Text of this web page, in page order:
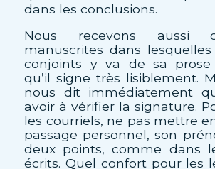
dans les conclusions.
Nous recevons aussi
manuscrites dans
conjoints y va de sa prose
qu’il signe très lisiblement.
nous dit immédiatement
avoir à vérifier la signature.
les courriels, ne pas mettre
passage personnel, son
deux points, comme dans
écrits. Quel confort pour les